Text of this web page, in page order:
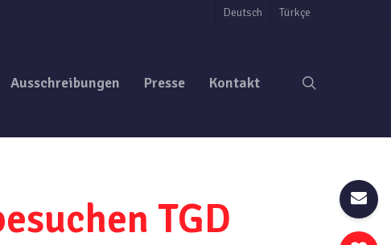
Deutsch Türkçe
Ausschreibungen Presse Kontakt
TGD